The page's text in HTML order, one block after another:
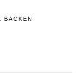
BACKEN